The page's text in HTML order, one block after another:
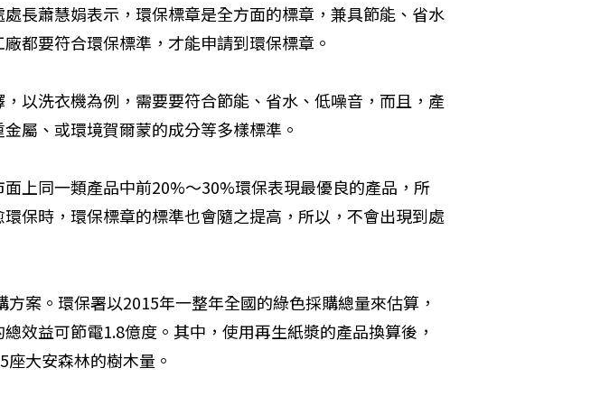
長蕭慧娟表示，環保標章是全方面的標章，兼具節能、省水
都要符合環保標準，才能申請到環保標章。
以洗衣機為例，需要要符合節能、省水、低噪音，而且，產
屬、或環境賀爾蒙的成分等多樣標準。
上同一類產品中前20%～30%環保表現最優良的產品，所
保時，環保標章的標準也會隨之提高，所以，不會出現到處
案。環保署以2015年一整年全國的綠色採購總量來估算，
效益可節電1.8億度。其中，使用再生紙漿的產品換算後，
大安森林的樹木量。